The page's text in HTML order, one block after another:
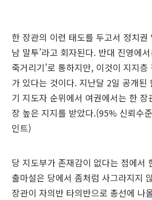
한 장관의 이런 태도를 두고서 정치권
남 말투’라고 회자된다. 반대 진영에
죽거리기’로 통하지만, 이것이 지지층
가 있다는 것이다. 지난달 2일 공개된
기 지도자 순위에서 여권에서는 한
장 높은 지지를 받았다.(95% 신뢰수
인트)
당 지도부가 존재감이 없다는 점에서
출마설은 당에서 좀처럼 사그라지지
장관이 자의반 타의반으로 총선에 나